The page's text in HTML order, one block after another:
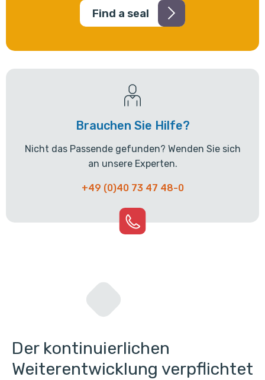
Find a seal
Brauchen Sie Hilfe?
Nicht das Passende gefunden? Wenden Sie sich
an unsere Experten.
+49 (0)40 73 47 48-0
Der kontinuierlichen
Weiterentwicklung verpflichtet